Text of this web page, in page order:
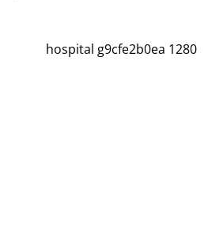
hospital g9cfe2b0ea 1280